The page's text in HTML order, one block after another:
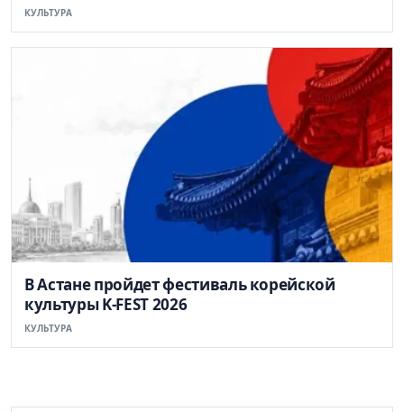
КУЛЬТУРА
В Астане пройдет фестиваль корейской
культуры K-FEST 2026
КУЛЬТУРА